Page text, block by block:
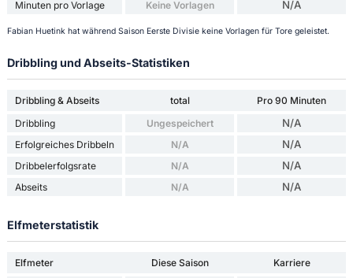
Minuten pro Vorlage Keine Vorlagen N/A
Fabian Huetink hat während Saison Eerste Divisie keine Vorlagen für Tore geleistet.
Dribbling und Abseits-Statistiken
Dribbling & Abseits total
Pro 90 Minuten
Dribbling
Ungespeichert N/A
Erfolgreiches Dribbeln N/A N/A
Dribbelerfolgsrate N/A N/A
Abseits N/A N/A
Elfmeterstatistik
Elfmeter Diese Saison
Karriere